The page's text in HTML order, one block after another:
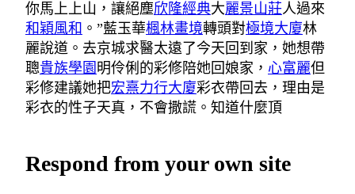
你馬上上山，讓絕塵欣隆經典大麗景山莊人過來
和穎風和 。”藍玉華楓林畫境轉頭對極境大廈林
麗說道。去京城求醫太遠了今天回到家，她想帶
聰貴族學園 明伶俐的彩修陪她回娘家， 心富麗但
彩修建議她把宏熹力行大廈彩衣帶回去，理由是
彩衣的性子天真，不會撒謊。知道什麼頂
Respond from your own site